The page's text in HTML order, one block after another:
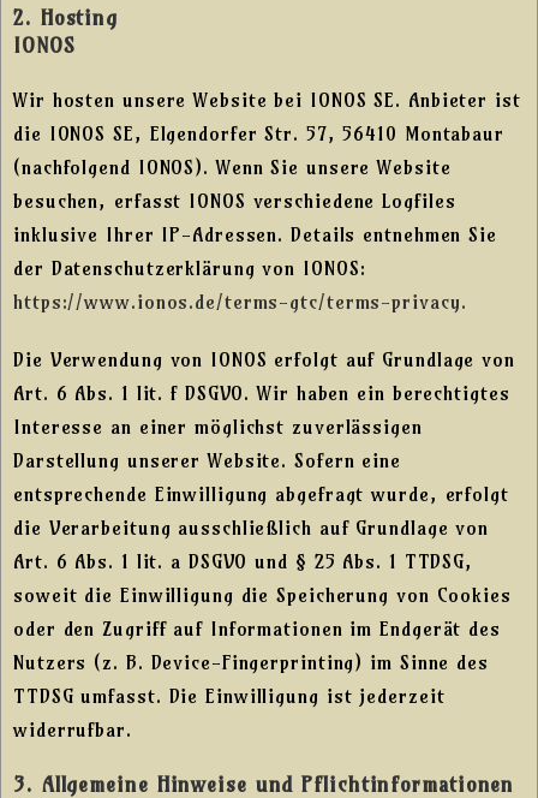
2. Hosting
IONOS
Wir hosten unsere Website bei IONOS SE. Anbieter ist
die IONOS SE, Elgendorfer Str. 57, 56410 Montabaur
(nachfolgend IONOS). Wenn Sie unsere Website
besuchen, erfasst IONOS verschiedene Logfiles
inklusive Ihrer IP-Adressen. Details entnehmen Sie
der Datenschutzerklärung von IONOS:
https://www.ionos.de/terms-gtc/terms-privacy.
Die Verwendung von IONOS erfolgt auf Grundlage von
Art. 6 Abs. 1 lit. f DSGVO. Wir haben ein berechtigtes
Interesse an einer möglichst zuverlässigen
Darstellung unserer Website. Sofern eine
entsprechende Einwilligung abgefragt wurde, erfolgt
die Verarbeitung ausschließlich auf Grundlage von
Art. 6 Abs. 1 lit. a DSGVO und § 25 Abs. 1 TTDSG,
soweit die Einwilligung die Speicherung von Cookies
oder den Zugriff auf Informationen im Endgerät des
Nutzers (z. B. Device-Fingerprinting) im Sinne des
TTDSG umfasst. Die Einwilligung ist jederzeit
widerrufbar.
3. Allgemeine Hinweise und Pflicht­informationen